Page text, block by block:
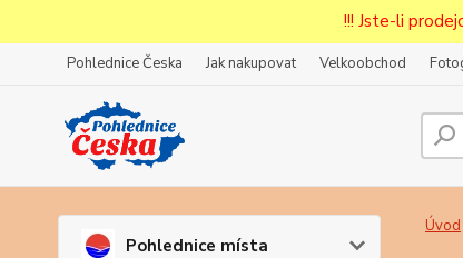
!!! Jste-li
Pohlednice Česka Jak nakupovat Velkoobchod
Pohlednice místa
Úvod